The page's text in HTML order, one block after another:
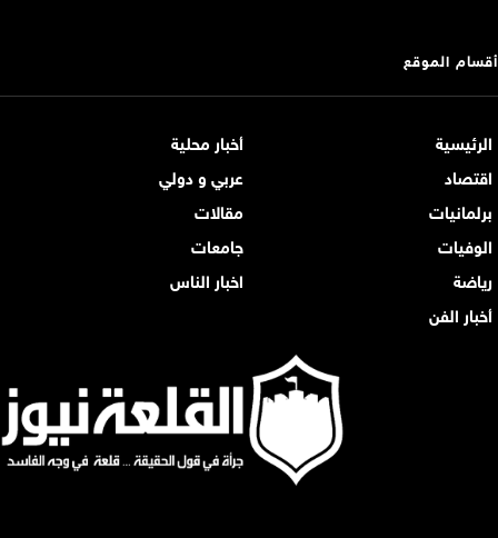
أقسام الموقع
الرئيسية
أخبار محلية
اقتصاد
عربي و دولي
برلمانيات
مقالات
الوفيات
جامعات
رياضة
اخبار الناس
أخبار الفن